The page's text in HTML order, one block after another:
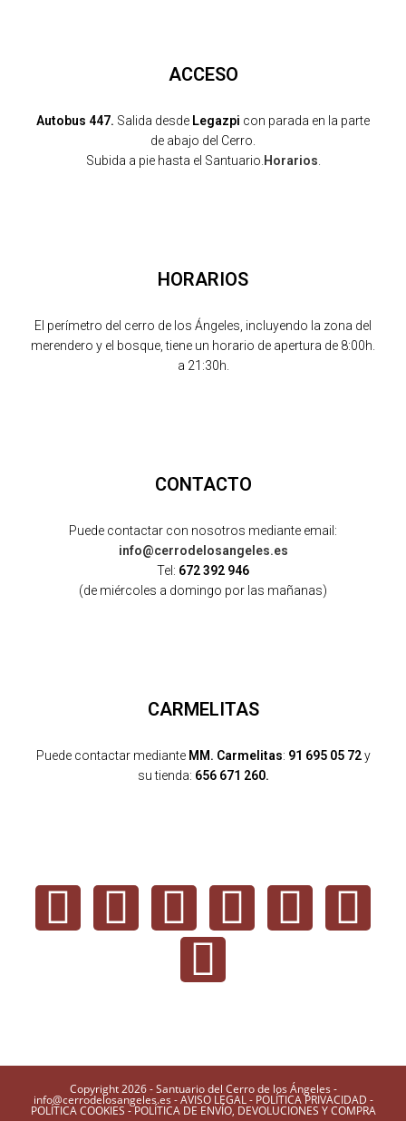
ACCESO
Autobus 447. Salida desde Legazpi con parada en la parte
de abajo del Cerro.
Subida a pie hasta el Santuario.Horarios.
HORARIOS
El perímetro del cerro de los Ángeles, incluyendo la zona del
merendero y el bosque, tiene un horario de apertura de 8:00h.
a 21:30h.
CONTACTO
Puede contactar con nosotros mediante email:
info@cerrodelosangeles.es
Tel: 672 392 946
(de miércoles a domingo por las mañanas)
CARMELITAS
Puede contactar medianteMM. Carmelitas: 91 695 05 72y
su tienda: 656 671 260.
Copyright 2026 - Santuario del Cerro de los Ángeles -
info@cerrodelosangeles.es -AVISO LEGAL- POLÍTICA PRIVACIDAD -
POLÍTICA COOKIES -POLÍTICA DE ENVÍO, DEVOLUCIONES Y COMPRA